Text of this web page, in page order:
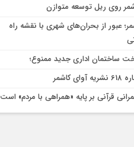
روی ریل توسعه متوازن
عبور از بحران‌های شهری با نقشه راه
ساختمان اداری جدید ممنوع؛
کاشمر
قرآنی بر پایه «همراهی با مردم» است